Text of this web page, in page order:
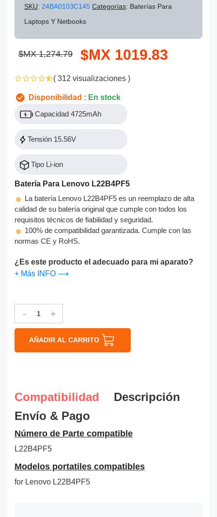
SKU: 24BA0103C145 Categorías: Baterías Para
Laptops Y Netbooks
$MX 1,274.79 $MX 1019.83
( 312 visualizaciones )
Disponibilidad : En stock
Capacidad 4725mAh
Tensión 15.56V
Tipo Li-ion
Batería Para Lenovo L22B4PF5
La batería Lenovo L22B4PF5 es un reemplazo de alta
calidad de su batería original que cumple con todos los
requisitos técnicos de fiabilidad y seguridad.
100% de compatibilidad garantizada. Cumple con las
normas CE y RoHS.
¿Es este producto el adecuado para mi aparato?
+ Más INFO ⟶
- +
AÑADIR AL CARRITO
Compatibilidad
Descripción
Envío & Pago
Número de Parte compatible
L22B4PF5
Modelos portatiles compatibles
for Lenovo L22B4PF5